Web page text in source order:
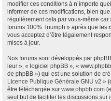
modifier ces conditions à n’importe
informer de ces modifications, bien
régulièrement cela par vous-même
forums 100% Triumph » après que les
vous acceptez d’être légalement
mises à jour.
Nos forums sont développés par
leur », « logiciel phpBB », «
de phpBB ») qui est une solution de
Licence Publique Générale GNU v2 »
être téléchargée sur www.phpbb.com
seul but de faciliter les discussions sur